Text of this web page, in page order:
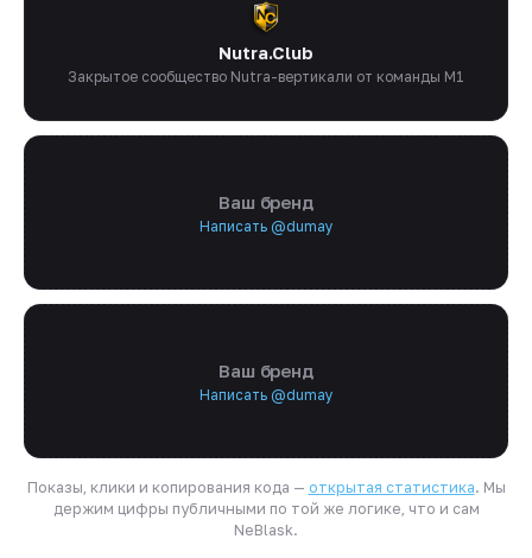
Nutra.Club
Закрытое сообщество Nutra-вертикали от команды M1
Ваш бренд
Написать @dumay
Ваш бренд
Написать @dumay
Показы, клики и копирования кода — открытая статистика. Мы
держим цифры публичными по той же логике, что и сам
NeBlask.